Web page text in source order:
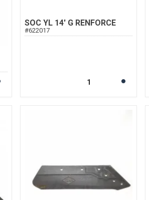
SOC YL 14' G RENFORCE
#622017